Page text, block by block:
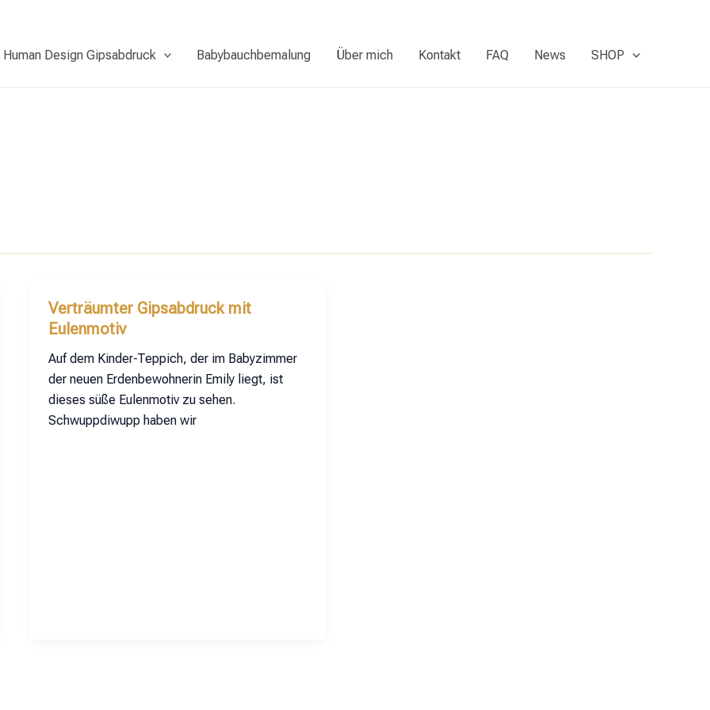
Human Design Gipsabdruck Babybauchbemalung Über mich Kontakt FAQ News SHOP
Verträumter Gipsabdruck mit
Eulenmotiv
Auf dem Kinder-Teppich, der im Babyzimmer
der neuen Erdenbewohnerin Emily liegt, ist
dieses süße Eulenmotiv zu sehen.
Schwuppdiwupp haben wir